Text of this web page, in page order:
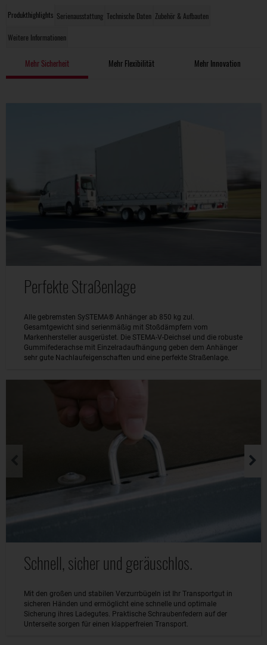
Produkthighlights Serienausstattung Technische Daten Zubehör & Aufbauten
Weitere Informationen
Mehr Sicherheit Mehr Flexibilität Mehr Innovation
Perfekte Straßenlage
Alle gebremsten SySTEMA® Anhänger ab 850 kg zul.
Gesamtgewicht sind serienmäßig mit Stoßdämpfern vom
Markenhersteller ausgerüstet. Die STEMA-V-Deichsel und die robuste
Gummifederachse mit Einzelradaufhängung geben dem Anhänger
sehr gute Nachlaufeigenschaften und eine perfekte Straßenlage.
Schnell, sicher und geräuschlos.
Mit den großen und stabilen Verzurrbügeln ist Ihr Transportgut in
sicheren Händen und ermöglicht eine schnelle und optimale
Sicherung ihres Ladegutes. Praktische Schraubenfedern auf der
Unterseite sorgen für einen klapperfreien Transport.